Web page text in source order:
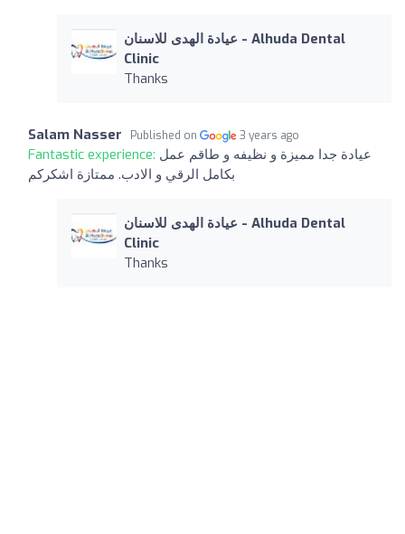
عيادة الهدى للاسنان - Alhuda Dental
Clinic
Thanks
Salam Nasser Published on 3 years ago
Fantastic experience: عيادة جدا مميزة و نظيفه و طاقم عمل
بكامل الرقي و الادب. ممتازة اشكركم
عيادة الهدى للاسنان - Alhuda Dental
Clinic
Thanks